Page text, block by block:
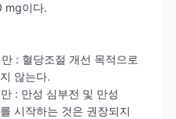
mg이다.
만 : 혈당조절 개선 목적으로
않는다.
: 만성 심부전 및 만성
시작하는 것은 권장되지